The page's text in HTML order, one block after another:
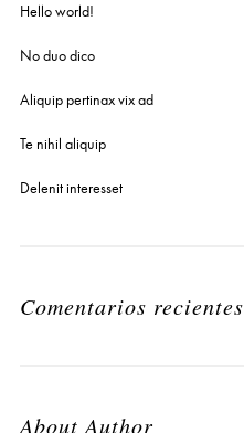
Hello world!
No duo dico
Aliquip pertinax vix ad
Te nihil aliquip
Delenit interesset
Comentarios recientes
About Author